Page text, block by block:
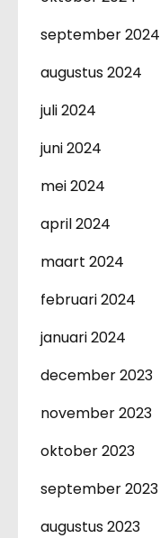
september 2024
augustus 2024
juli 2024
juni 2024
mei 2024
april 2024
maart 2024
februari 2024
januari 2024
december 2023
november 2023
oktober 2023
september 2023
augustus 2023